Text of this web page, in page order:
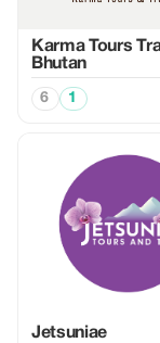
Karma Tours
Bhutan
6 1
Jetsuniae